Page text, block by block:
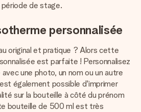
de stage.
personnalisée
original et pratique ? Alors cette
est parfaite ! Personnalisez
une photo, un nom ou un autre
également possible d'imprimer
sur la bouteille à côté du prénom
bouteille de 500 ml est très